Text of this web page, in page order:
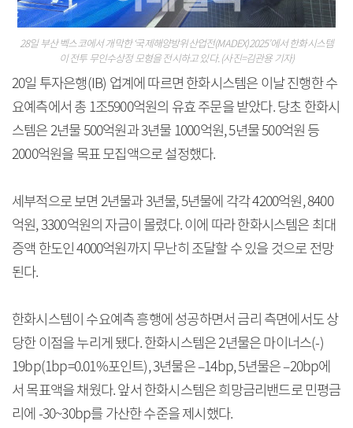
28일 부산 벡스코에서 개막한 ‘국제해양방위산업전(MADEX)2025’에서 한화시스템
이 전투 무인수상정 모형을 전시하고 있다. (사진=김관용 기자)
20일 투자은행(IB) 업계에 따르면 한화시스템은 이날 진행한 수
요예측에서 총 1조5900억원의 유효 주문을 받았다. 당초 한화시
스템은 2년물 500억원과 3년물 1000억원, 5년물 500억원 등
2000억원을 목표 모집액으로 설정했다.
세부적으로 보면 2년물과 3년물, 5년물에 각각 4200억원, 8400
억원, 3300억원의 자금이 몰렸다. 이에 따라 한화시스템은 최대
증액 한도인 4000억원까지 무난히 조달할 수 있을 것으로 전망
된다.
한화시스템이 수요예측 흥행에 성공하면서 금리 측면에서도 상
당한 이점을 누리게 됐다. 한화시스템은 2년물은 마이너스(-)
19bp(1bp=0.01%포인트), 3년물은 –14bp, 5년물은 –20bp에
서 목표액을 채웠다. 앞서 한화시스템은 희망금리밴드로 민평금
리에 -30~30bp를 가산한 수준을 제시했다.